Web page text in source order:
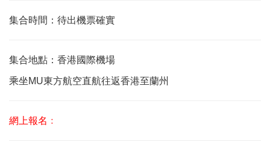
集合時間：待出機票確實
集合地點：香港國際機場
乘坐MU東方航空直航往返香港至蘭州
網上報名﹕